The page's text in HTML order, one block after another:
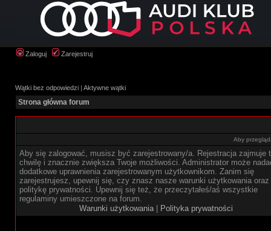
Zaloguj Zarejestruj
Wątki bez odpowiedzi | Aktywne wątki
Strona główna forum
Aby
Aby się zalogować, musisz być zarejestrowany/a. Rejestracja zajmuje
chwilę i znacznie zwiększa Twoje możliwości. Administrator może
dodatkowe uprawnienia zarejestrowanym użytkownikom. Zanim się
zarejestrujesz, upewnij się, czy znasz nasze warunki użytkowania oraz
politykę prywatności. Upewnij się też, że przeczytałeś/aś wszystkie
regulaminy umieszczone na forum.
Warunki użytkowania| Polityka prywatności